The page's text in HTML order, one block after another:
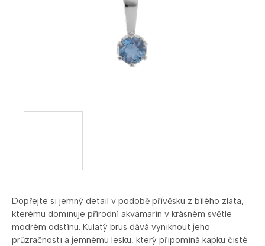
Dopřejte si jemný detail v podobě přívěsku z bílého zlata,
kterému dominuje přírodní akvamarín v krásném světle
modrém odstínu. Kulatý brus dává vyniknout jeho
průzračnosti a jemnému lesku, který připomíná kapku čisté